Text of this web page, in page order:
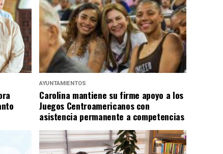
AYUNTAMIENTOS
Carolina mantiene su firme apoyo a los
Juegos Centroamericanos con
asistencia permanente a competencias